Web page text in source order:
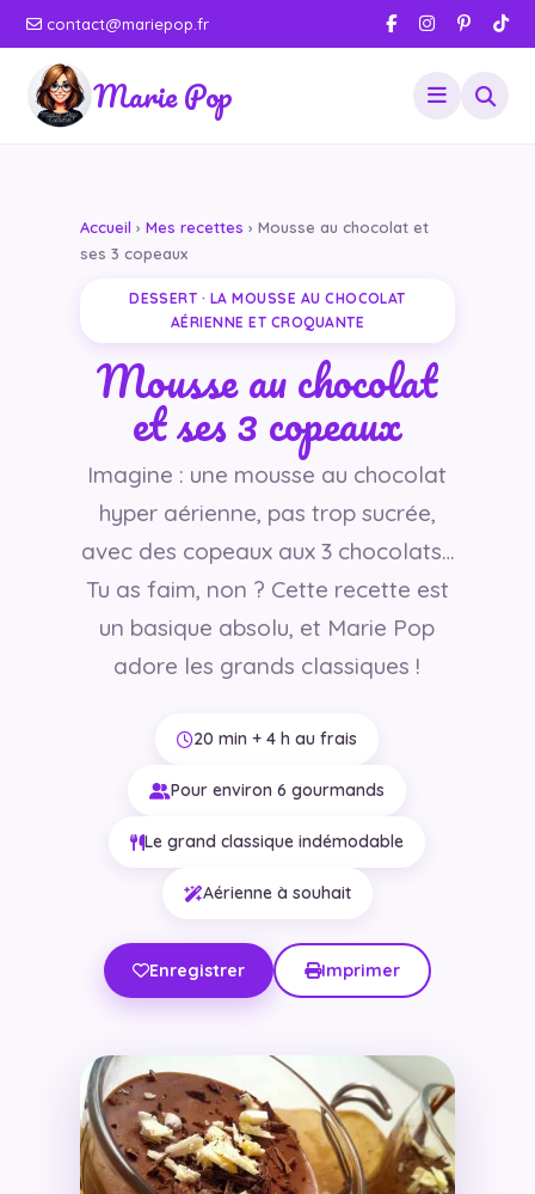
contact@mariepop.fr
Marie Pop
Accueil › Mes recettes › Mousse au chocolat et
ses 3 copeaux
DESSERT · LA MOUSSE AU CHOCOLAT
AÉRIENNE ET CROQUANTE
Mousse au chocolat
et ses 3 copeaux
Imagine : une mousse au chocolat
hyper aérienne, pas trop sucrée,
avec des copeaux aux 3 chocolats…
Tu as faim, non ? Cette recette est
un basique absolu, et Marie Pop
adore les grands classiques !
20 min + 4 h au frais
Pour environ 6 gourmands
Le grand classique indémodable
Aérienne à souhait
Enregistrer Imprimer